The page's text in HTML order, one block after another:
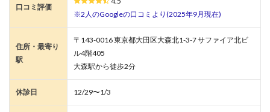
口コミ評価
※2人のGoogleの口コミより(2025年9月現在)
住所・最寄り
駅
〒143-0016 東京都大田区大森北1-3-7 サファイア北ビ
ル4階405
大森駅から徒歩2分
休診日 12/29〜1/3